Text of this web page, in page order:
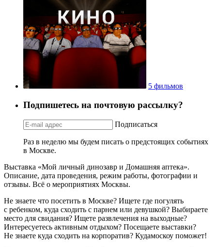
5 фильмов
Подпишетесь на почтовую рассылку?
Подписаться
Раз в неделю мы будем писать о предстоящих событиях
в Москве.
Выставка «Мой личный динозавр и Домашняя аптека».
Описание, дата проведения, режим работы, фотографии и
отзывы. Всё о мероприятиях Москвы.
Не знаете что посетить в Москве? Ищете где погулять
с ребенком, куда сходить с парнем или девушкой? Выбираете
место для свидания? Ищете развлечения на выходные?
Интересуетесь активным отдыхом? Посещаете выставки?
Не знаете куда сходить на корпоратив? Кудамоскоу поможет!